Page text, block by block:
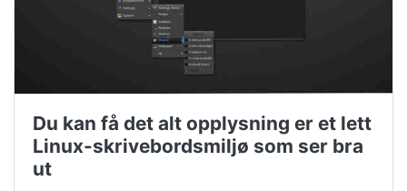
Du kan få det alt opplysning er et lett
Linux-skrivebordsmiljø som ser bra
ut